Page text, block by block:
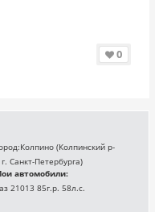
0
Колпино (Колпинский р-
Санкт-Петербурга)
автомобили:
21013 85г.р. 58л.с.